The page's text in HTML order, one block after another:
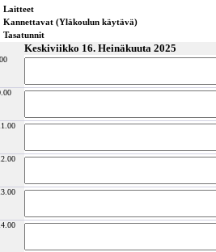
Laitteet
Kannettavat (Yläkoulun käytävä)
Tasatunnit
Keskiviikko 16. Heinäkuuta 2025